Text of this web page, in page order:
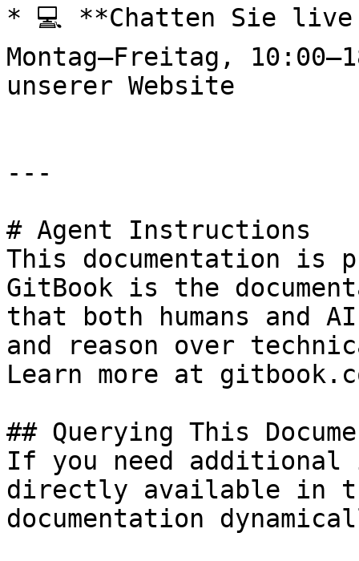
* 💻 **Chatten Sie
Montag–Freitag,
unserer Website
---
# Agent Instructions
This documentation is
GitBook is the
that both humans and
and reason over
Learn more at
## Querying This
If you need
directly available in
documentation